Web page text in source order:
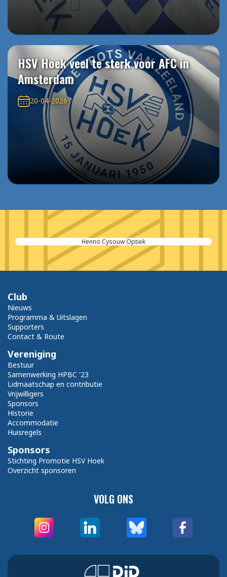
HSV Hoek veel te sterk voor AFC in
Amsterdam
20-04-2026
Herrebout Transport en Logistiek
VOLG ONS
Club
Nieuws
Programma & Uitslagen
Supporters
Contact & Route
Vereniging
Bestuur
Samenwerking HPBC '23
Lidmaatschap en contributie
Vrijwilligers
Sponsors
Historie
Accommodatie
Huisregels
Sponsors
Stichting Promotie HSV Hoek
Overzicht sponsoren